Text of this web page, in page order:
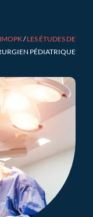
/LES ÉTUDES DE
PÉDIATRIQUE